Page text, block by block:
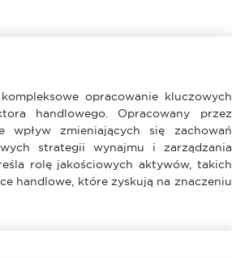
opracowanie kluczowych
handlowego. Opracowany przez
wpływ zmieniających się zachowań
strategii wynajmu i zarządzania
rolę jakościowych aktywów, takich
handlowe, które zyskują na znaczeniu